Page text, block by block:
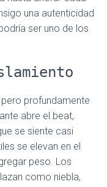
una autenticidad
ser uno de los
profundamente
abre el beat,
se siente casi
se elevan en el
peso. Los
como niebla,